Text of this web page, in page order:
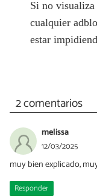
Si no
cualquier
estar
2 comentarios
melissa
12/03/2025
muy bien explicado,
Responder